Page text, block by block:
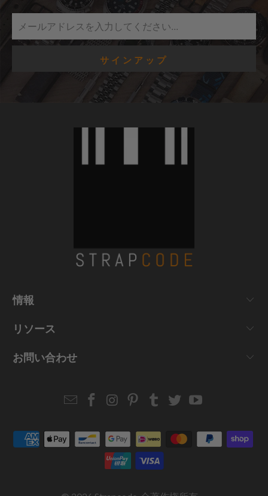
情報
リソース
お問い合わせ
EmailStrapcode
Facebook
Strapcode
Instagram
Strapcode
Pinterest
Strapcode
Tumblr
Strapcode
TwitterYouTube